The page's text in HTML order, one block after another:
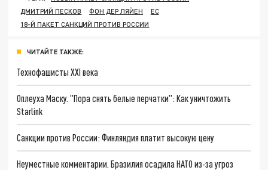
ДМИТРИЙ ПЕСКОВ
ФОН ДЕР ЛЯЙЕН
ЕС
18-Й ПАКЕТ САНКЦИЙ ПРОТИВ РОССИИ
ЧИТАЙТЕ ТАКЖЕ:
Технофашисты XXI века
Оплеуха Маску. "Пора снять белые перчатки": Как уничтожить
Starlink
Санкции против России: Финляндия платит высокую цену
Неуместные комментарии. Бразилия осадила НАТО из-за угроз